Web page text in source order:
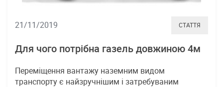
21/11/2019 СТАТТЯ
Для чого потрібна газель довжиною 4м
Переміщення вантажу наземним видом
транспорту є найзручнішим і затребуваним